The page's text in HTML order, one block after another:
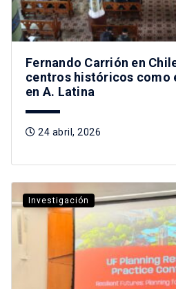
Fernando Carrión en
centros históricos como
en A. Latina
24 abril, 2026
Investigación